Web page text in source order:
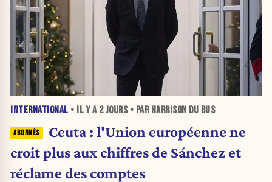
INTERNATIONAL • IL Y A 2 JOURS• PAR HARRISON DU BUS
Ceuta : l'Union européenne ne
croit plus aux chiffres de Sánchez et
réclame des comptes